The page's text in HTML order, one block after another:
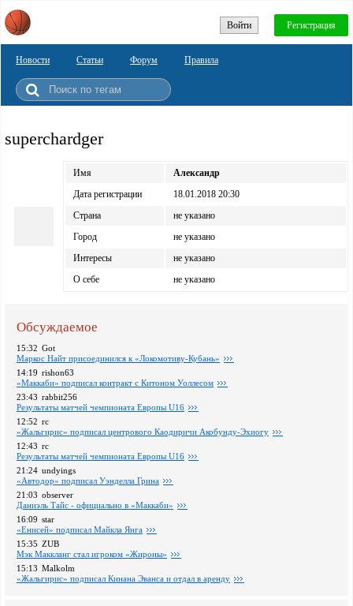
Войти Регистрация
Новости Статьи Форум Правила
superchardger
Имя
Александр
Дата регистрации
18.01.2018 20:30
Страна
не указано
Город
не указано
Интересы
не указано
О себе
не указано
Обсуждаемое
15:32 Got
Маркос Найт присоединился к «Локомотиву-Кубань»
14:19 rishon63
«Маккаби» подписал контракт с Китоном Уоллесом
23:43 rabbit256
Pезультаты матчей чемпионата Европы U16
12:52 rc
«Жальгирис» подписал центрового Каодиричи Акобунду-Эхиогу
12:43 rc
Pезультаты матчей чемпионата Европы U16
21:24 undyings
«Автодор» подписал Уэнделла Грина
21:03 observer
Даниэль Тайс - официально в «Маккаби»
16:09 star
«Енисей» подписал Майкла Янга
15:35 ZUB
Мэк Маккланг стал игроком «Жироны»
15:13 Malkolm
«Жальгирис» подписал Кинана Эванса и отдал в аренду